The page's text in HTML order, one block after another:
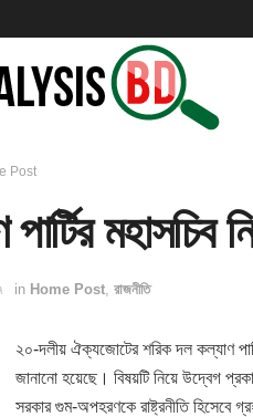
Post
in Home Post রাজনীতি
২০-দলীয় ঐক্যজোটের শরিক দল কল্যাণ
জানানো হয়েছে। বিষয়টি নিয়ে উদ্বেগ
সরকার গুম-অপহরণকে রাষ্ট্রনীতি হিসেবে